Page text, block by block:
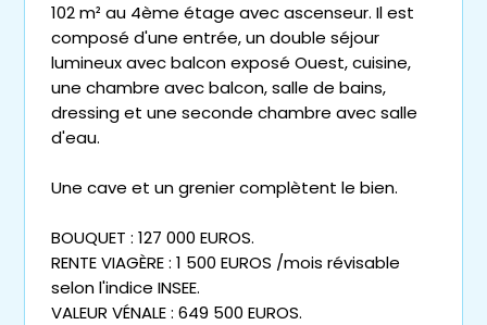
102 m² au 4ème étage avec ascenseur. Il est
composé d'une entrée, un double séjour
lumineux avec balcon exposé Ouest, cuisine,
une chambre avec balcon, salle de bains,
dressing et une seconde chambre avec salle
d'eau.
Une cave et un grenier complètent le bien.
BOUQUET : 127 000 EUROS.
RENTE VIAGÈRE : 1 500 EUROS /mois révisable
selon l'indice INSEE.
VALEUR VÉNALE : 649 500 EUROS.